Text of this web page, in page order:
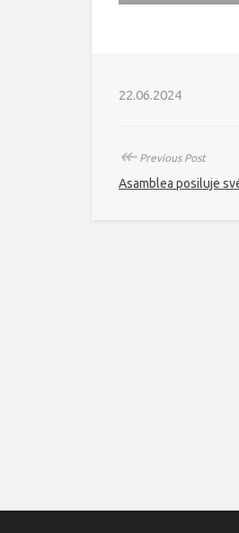
22.06.2024
↞Previous Post
Asamblea posiluje